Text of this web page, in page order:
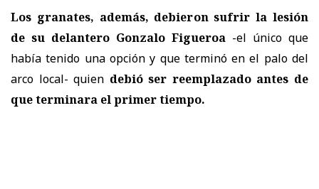
Los granates, además, debieron sufrir la lesión
de su delantero Gonzalo Figueroa -el único que
había tenido una opción y que terminó en el palo del
arco local- quien debió ser reemplazado antes de
que terminara el primer tiempo.